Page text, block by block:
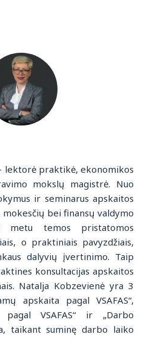
lektorė praktikė, ekonomikos
mokslų magistrė. Nuo
ir seminarus apskaitos
mokesčių bei finansų valdymo
metu temos pristatomos
o praktiniais pavyzdžiais,
dalyvių įvertinimo. Taip
konsultacijas apskaitos
Natalja Kobzevienė yra 3
apskaita pagal VSAFAS“,
pagal VSAFAS“ ir „Darbo
taikant suminę darbo laiko